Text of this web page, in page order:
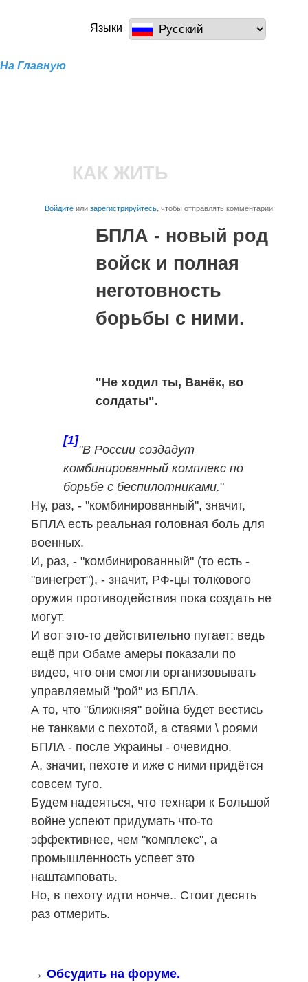
основному
содержанию
a100z.comЯзыки
На Главную
КАК ЖИТЬ
Войдитеилизарегистрируйтесь, чтобы отправлять комментарии
БПЛА - новый род
войск и полная
неготовность
борьбы с ними.
"Не ходил ты, Ванёк, во
солдаты".
[1]
"В России создадут
комбинированный комплекс по
борьбе с беспилотниками."
Ну, раз, - "комбинированный", значит,
БПЛА есть реальная головная боль для
военных.
И, раз, - "комбинированный" (то есть -
"винегрет"), - значит, РФ-цы толкового
оружия противодействия пока создать не
могут.
И вот это-то действительно пугает: ведь
ещё при Обаме амеры показали по
видео, что они смогли организовывать
управляемый "рой" из БПЛА.
А то, что "ближняя" война будет вестись
не танками с пехотой, а стаями \ роями
БПЛА - после Украины - очевидно.
А, значит, пехоте и иже с ними придётся
совсем туго.
Будем надеяться, что технари к Большой
войне успеют придумать что-то
эффективнее, чем "комплекс", а
промышленность успеет это
наштамповать.
Но, в пехоту идти нонче.. Стоит десять
раз отмерить.
→ Обсудить на форуме.